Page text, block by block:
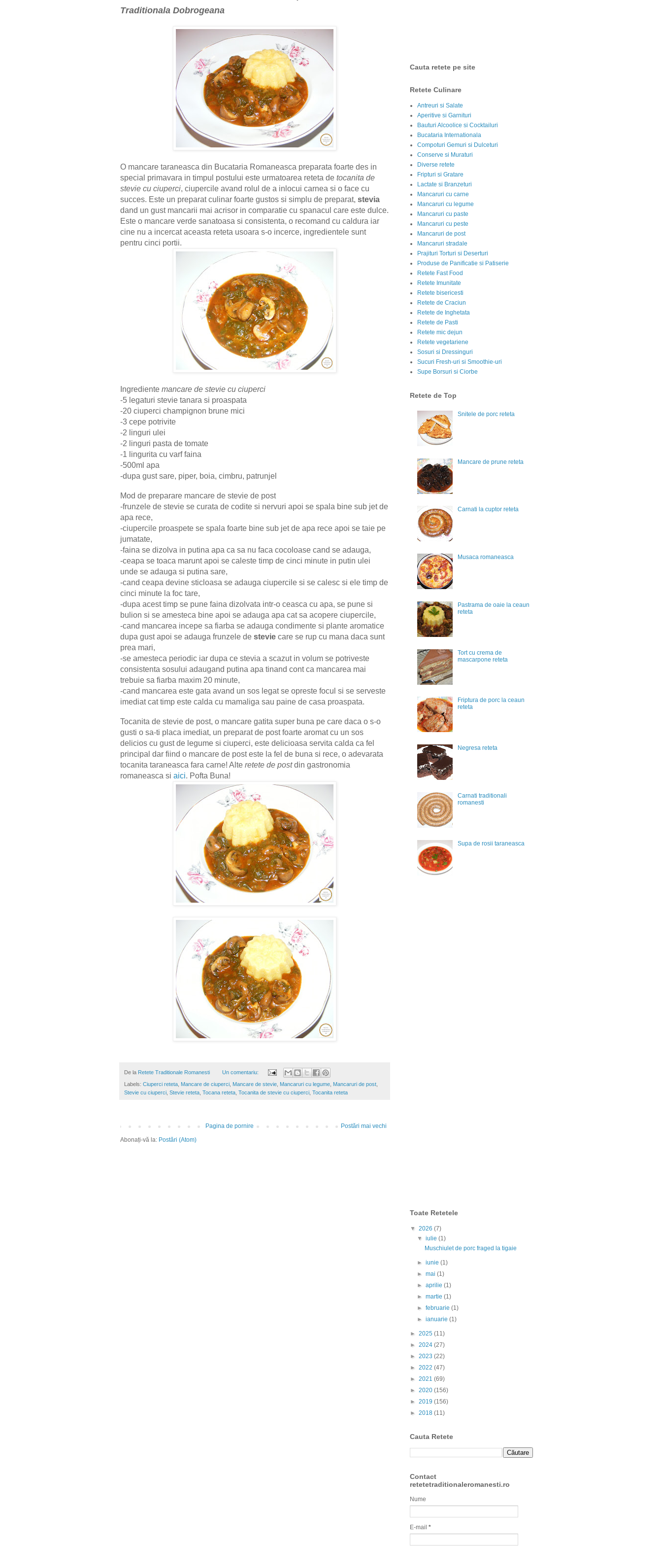
Traditionala Dobrogeana
O mancare taraneasca din Bucataria Romaneasca preparata foarte des in
special primavara in timpul postului este urmatoarea reteta de tocanita de
stevie cu ciuperci, ciupercile avand rolul de a inlocui carnea si o face cu
succes. Este un preparat culinar foarte gustos si simplu de preparat, stevia
dand un gust mancarii mai acrisor in comparatie cu spanacul care este dulce.
Este o mancare verde sanatoasa si consistenta, o recomand cu caldura iar
cine nu a incercat aceasta reteta usoara s-o incerce, ingredientele sunt
pentru cinci portii.
Ingrediente mancare de stevie cu ciuperci
-5 legaturi stevie tanara si proaspata
-20 ciuperci champignon brune mici
-3 cepe potrivite
-2 linguri ulei
-2 linguri pasta de tomate
-1 lingurita cu varf faina
-500ml apa
-dupa gust sare, piper, boia, cimbru, patrunjel
Mod de preparare mancare de stevie de post
-frunzele de stevie se curata de codite si nervuri apoi se spala bine sub jet de
apa rece,
-ciupercile proaspete se spala foarte bine sub jet de apa rece apoi se taie pe
jumatate,
-faina se dizolva in putina apa ca sa nu faca cocoloase cand se adauga,
-ceapa se toaca marunt apoi se caleste timp de cinci minute in putin ulei
unde se adauga si putina sare,
-cand ceapa devine sticloasa se adauga ciupercile si se calesc si ele timp de
cinci minute la foc tare,
-dupa acest timp se pune faina dizolvata intr-o ceasca cu apa, se pune si
bulion si se amesteca bine apoi se adauga apa cat sa acopere ciupercile,
-cand mancarea incepe sa fiarba se adauga condimente si plante aromatice
dupa gust apoi se adauga frunzele de stevie care se rup cu mana daca sunt
prea mari,
-se amesteca periodic iar dupa ce stevia a scazut in volum se potriveste
consistenta sosului adaugand putina apa tinand cont ca mancarea mai
trebuie sa fiarba maxim 20 minute,
-cand mancarea este gata avand un sos legat se opreste focul si se serveste
imediat cat timp este calda cu mamaliga sau paine de casa proaspata.
Tocanita de stevie de post, o mancare gatita super buna pe care daca o s-o
gusti o sa-ti placa imediat, un preparat de post foarte aromat cu un sos
delicios cu gust de legume si ciuperci, este delicioasa servita calda ca fel
principal dar fiind o mancare de post este la fel de buna si rece, o adevarata
tocanita taraneasca fara carne! Alte retete de postdin gastronomia
romaneasca si aici. Pofta Buna!
De la Retete Traditionale Romanesti Un comentariu:
Labels: Ciuperci reteta Mancare de ciuperci Mancare de stevie Mancaruri cu legume Mancaruri de post
Stevie cu ciuperci Stevie reteta Tocana reteta Tocanita de stevie cu ciuperci Tocanita reteta
Postări mai vechi
Pagina de pornire
Abonați-vă la: Postări (Atom)
Cauta retete pe site
Retete Culinare
Antreuri si Salate
Aperitive si Garnituri
Bauturi Alcoolice si Cocktailuri
Bucataria Internationala
Compoturi Gemuri si Dulceturi
Conserve si Muraturi
Diverse retete
Fripturi si Gratare
Lactate si Branzeturi
Mancaruri cu carne
Mancaruri cu legume
Mancaruri cu paste
Mancaruri cu peste
Mancaruri de post
Mancaruri stradale
Prajituri Torturi si Deserturi
Produse de Panificatie si Patiserie
Retete Fast Food
Retete Imunitate
Retete bisericesti
Retete de Craciun
Retete de Inghetata
Retete de Pasti
Retete mic dejun
Retete vegetariene
Sosuri si Dressinguri
Sucuri Fresh-uri si Smoothie-uri
Supe Borsuri si Ciorbe
Retete de Top
Snitele de porc reteta
Mancare de prune reteta
Carnati la cuptor reteta
Musaca romaneasca
Pastrama de oaie la ceaun
reteta
Tort cu crema de
mascarpone reteta
Friptura de porc la ceaun
reteta
Negresa reteta
Carnati traditionali
romanesti
Supa de rosii taraneasca
Toate Retetele
▼ 2026 (7)
▼iulie(1)
Muschiulet de porc fraged la tigaie
►iunie(1)
►mai(1)
►aprilie(1)
►martie(1)
►februarie(1)
►ianuarie(1)
► 2025 (11)
► 2024 (27)
► 2023 (22)
► 2022 (47)
► 2021 (69)
► 2020 (156)
► 2019 (156)
► 2018 (11)
Cauta Retete
Contact
retetetraditionaleromanesti.ro
Nume
E-mail *